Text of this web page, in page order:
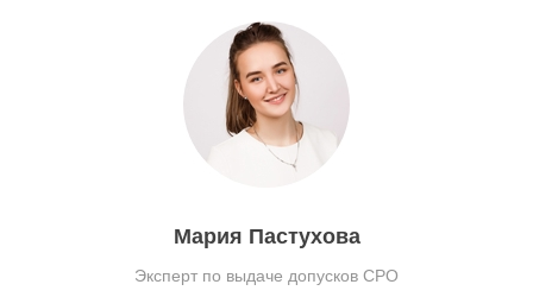
Мария Пастухова
Эксперт по выдаче допусков СРО